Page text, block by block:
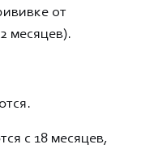
от
месяцев).
с 18 месяцев,